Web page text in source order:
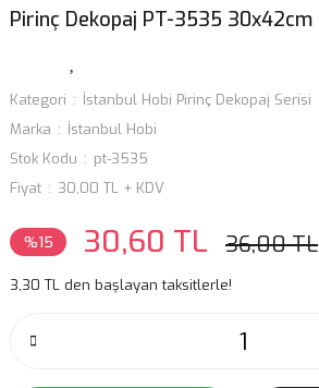
Pirinç Dekopaj PT-3535 30x42cm
Kategori
İstanbul Hobi Pirinç Dekopaj Serisi
Marka
İstanbul Hobi
Stok Kodu
pt-3535
Fiyat
30,00 TL + KDV
%15 30,60 TL 36,00 TL
3,30 TL den başlayan taksitlerle!